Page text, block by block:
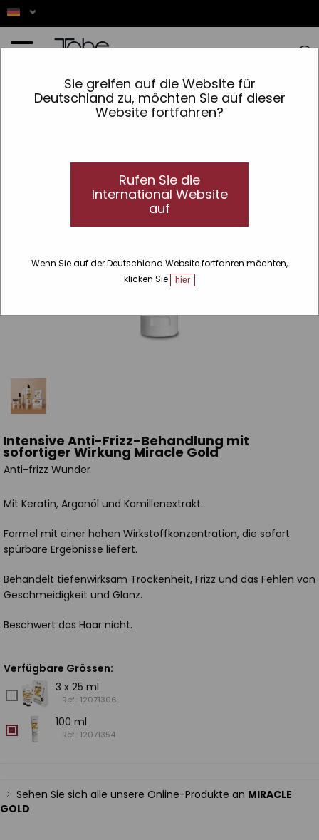
Sie greifen auf die Website für
Deutschland zu, möchten Sie auf dieser
Website fortfahren?
Rufen Sie die
International Website
auf
Wenn Sie auf der Deutschland Website fortfahren möchten,
klicken Sie
hier
»Produktlinien »Gold »Miracle Gold » Intensive Anti-Frizz-Behandlung
mit sofortiger Wirkung
Intensive Anti-Frizz-Behandlung mit
sofortiger Wirkung Miracle Gold
Anti-frizz Wunder
Mit Keratin, Arganöl und Kamillenextrakt.
Formel mit einer hohen Wirkstoffkonzentration, die sofort
spürbare Ergebnisse liefert.
Behandelt tiefenwirksam Trockenheit, Frizz und das Fehlen von
Geschmeidigkeit und Glanz.
Beschwert das Haar nicht.
Verfügbare Grössen:
3 x 25 ml
Ref.: 12071306
100 ml
Ref.: 12071354
Sehen Sie sich alle unsere Online-Produkte an MIRACLE
GOLD